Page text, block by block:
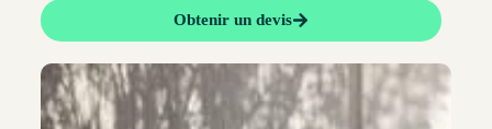
Obtenir un devis